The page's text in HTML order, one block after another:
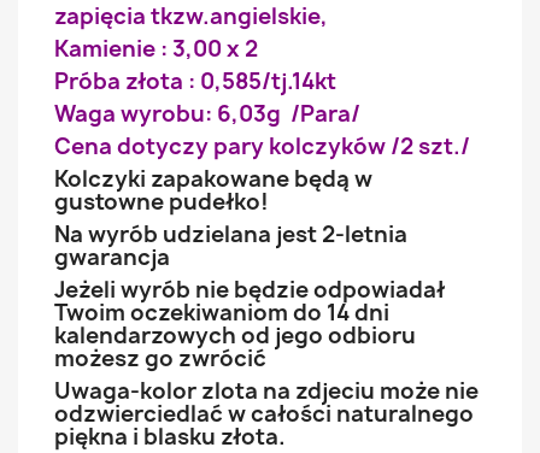
zapięcia tkzw.angielskie,
Kamienie : 3,00 x 2
Próba złota : 0,585/tj.14kt
Waga wyrobu: 6,03g /Para/
Cena dotyczy pary kolczyków /2 szt./
Kolczyki zapakowane będą w
gustowne pudełko!
Na wyrób udzielana jest 2-letnia
gwarancja
Jeżeli wyrób nie będzie odpowiadał
Twoim oczekiwaniom do 14 dni
kalendarzowych od jego odbioru
możesz go zwrócić
Uwaga-kolor zlota na zdjeciu może nie
odzwierciedlać w całości naturalnego
piękna i blasku złota.